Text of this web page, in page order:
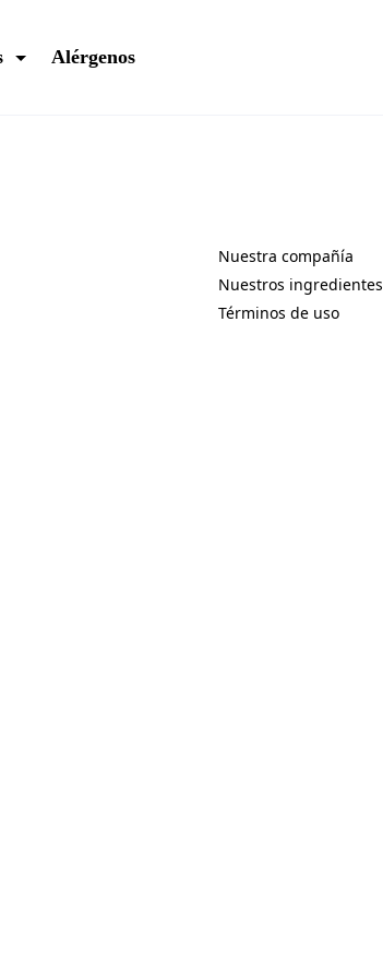
Alérgenos
Nuestra compañía
(Opens in a new tab)
Nuestros ingredientes
(Opens in a new tab)
Términos de uso
(Opens in a new tab)